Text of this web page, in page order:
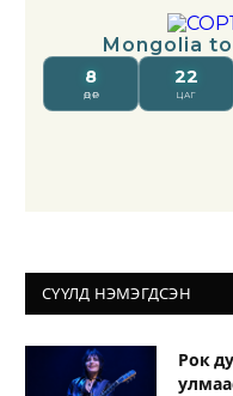
СҮҮЛД НЭМЭГДСЭН
Рок